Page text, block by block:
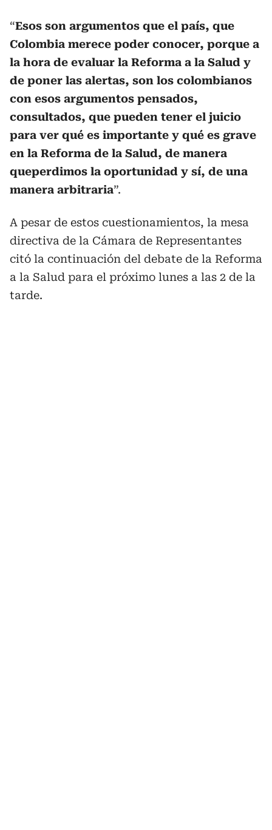
“Esos son argumentos que el país, que
Colombia merece poder conocer, porque a
la hora de evaluar la Reforma a la Salud y
de poner las alertas, son los colombianos
con esos argumentos pensados,
consultados, que pueden tener el juicio
para ver qué es importante y qué es grave
en la Reforma de la Salud, de manera
queperdimos la oportunidad y sí, de una
manera arbitraria”.
A pesar de estos cuestionamientos, la mesa
directiva de la Cámara de Representantes
citó la continuación del debate de la Reforma
a la Salud para el próximo lunes a las 2 de la
tarde.